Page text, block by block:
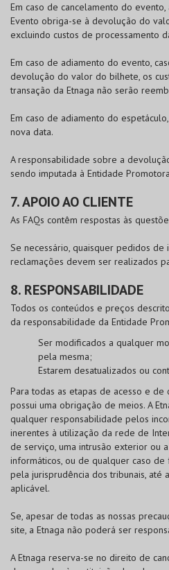
Em caso de cancelamento do
Evento obriga-se à devolução do
excluindo custos de processamento
Em caso de adiamento do evento,
devolução do valor do bilhete, os
transação da Etnaga não serão
Em caso de adiamento do
nova data.
A responsabilidade sobre a
sendo imputada à Entidade
7. APOIO AO CLIENTE
As FAQs contêm respostas às
Se necessário, quaisquer pedidos de
reclamações devem ser realizados
8. RESPONSABILIDADE
Todos os conteúdos e preços
da responsabilidade da Entidade
Ser modificados a qualquer
pela mesma;
Estarem desatualizados ou
Para todas as etapas de acesso e de
possui uma obrigação de meios. A
qualquer responsabilidade pelos
inerentes à utilização da rede de
de serviço, uma intrusão exterior ou
informáticos, ou de qualquer caso
pela jurisprudência dos tribunais,
aplicável.
Se, apesar de todas as nossas
site, a Etnaga não poderá ser
A Etnaga reserva-se no direito de